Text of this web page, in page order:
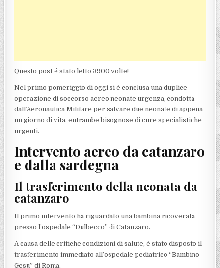
Questo post é stato letto 3900 volte!
Nel primo pomeriggio di oggi si è conclusa una duplice
operazione di soccorso aereo neonate urgenza, condotta
dall’Aeronautica Militare per salvare due neonate di appena
un giorno di vita, entrambe bisognose di cure specialistiche
urgenti.
Intervento aereo da catanzaro
e dalla sardegna
Il trasferimento della neonata da
catanzaro
Il primo intervento ha riguardato una bambina ricoverata
presso l’ospedale “Dulbecco” di Catanzaro.
A causa delle critiche condizioni di salute, è stato disposto il
trasferimento immediato all’ospedale pediatrico “Bambino
Gesù” di Roma.